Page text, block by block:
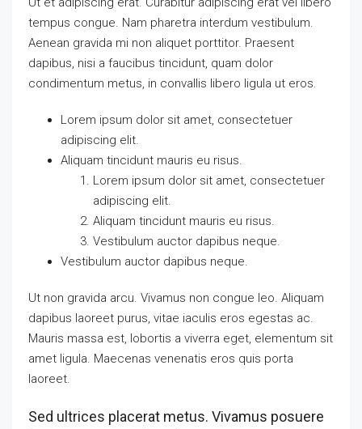
tempus congue. Nam pharetra interdum vestibulum.
Aenean gravida mi non aliquet porttitor. Praesent
dapibus, nisi a faucibus tincidunt, quam dolor
condimentum metus, in convallis libero ligula ut eros.
Lorem ipsum dolor sit amet, consectetuer
adipiscing elit.
Aliquam tincidunt mauris eu risus.
Lorem ipsum dolor sit amet, consectetuer
adipiscing elit.
Aliquam tincidunt mauris eu risus.
Vestibulum auctor dapibus neque.
Vestibulum auctor dapibus neque.
Ut non gravida arcu. Vivamus non congue leo. Aliquam
dapibus laoreet purus, vitae iaculis eros egestas ac.
Mauris massa est, lobortis a viverra eget, elementum sit
amet ligula. Maecenas venenatis eros quis porta
laoreet.
Sed ultrices placerat metus. Vivamus posuere